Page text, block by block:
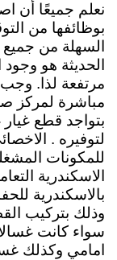
نعلم جميعًا أن
بوظائفها من
السهلة من
الحديثة هو
مرتفعة لذا.
مباشرة لمركز
بتواجد قطع
لتوفيره .
للمكونات
الاسكندرية
بالاسكندرية
وذلك بتركيب
سواء كانت
امامي وكذلك